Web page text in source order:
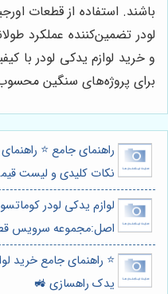
باشند. استفاده از قطعات
لودر تضمین‌کننده عملکرد
و خرید لوازم یدکی لودر با
برای پروژه‌های سنگین
راهنمای جامع ⭐️
نکات کلیدی و لیست
لوازم یدکی لودر
اصل:مجموعه سرویس
⭐️ راهنمای جامع خرید
یدک راهسازی 🚜